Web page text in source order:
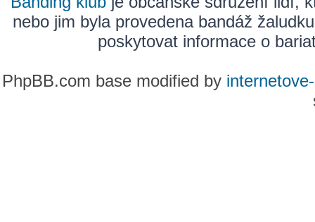
nebo jim byla provedena bandáž
poskytovat informace o
PhpBB.com base modified by